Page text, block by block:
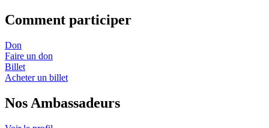
Comment participer
Don
Faire un don
Billet
Acheter un billet
Nos Ambassadeurs